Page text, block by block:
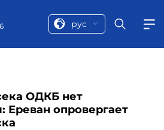
рус
ОДКБ нет
Ереван опровергает